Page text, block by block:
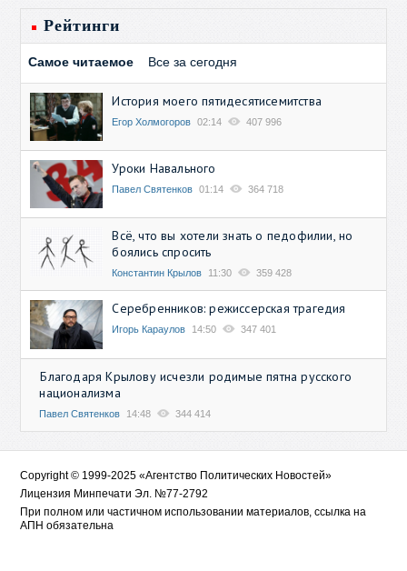
Рейтинги
Самое читаемое Все за сегодня
История моего пятидесятисемитства
Егор Холмогоров 02:14 407 996
Уроки Навального
Павел Святенков 01:14 364 718
Всё, что вы хотели знать о педофилии, но
боялись спросить
Константин Крылов 11:30 359 428
Серебренников: режиссерская трагедия
Игорь Караулов 14:50 347 401
Благодаря Крылову исчезли родимые пятна русского
национализма
Павел Святенков 14:48 344 414
Copyright © 1999-2025 «Агентство Политических Новостей»
Лицензия Минпечати Эл. №77-2792
При полном или частичном использовании материалов, ссылка на
АПН обязательна